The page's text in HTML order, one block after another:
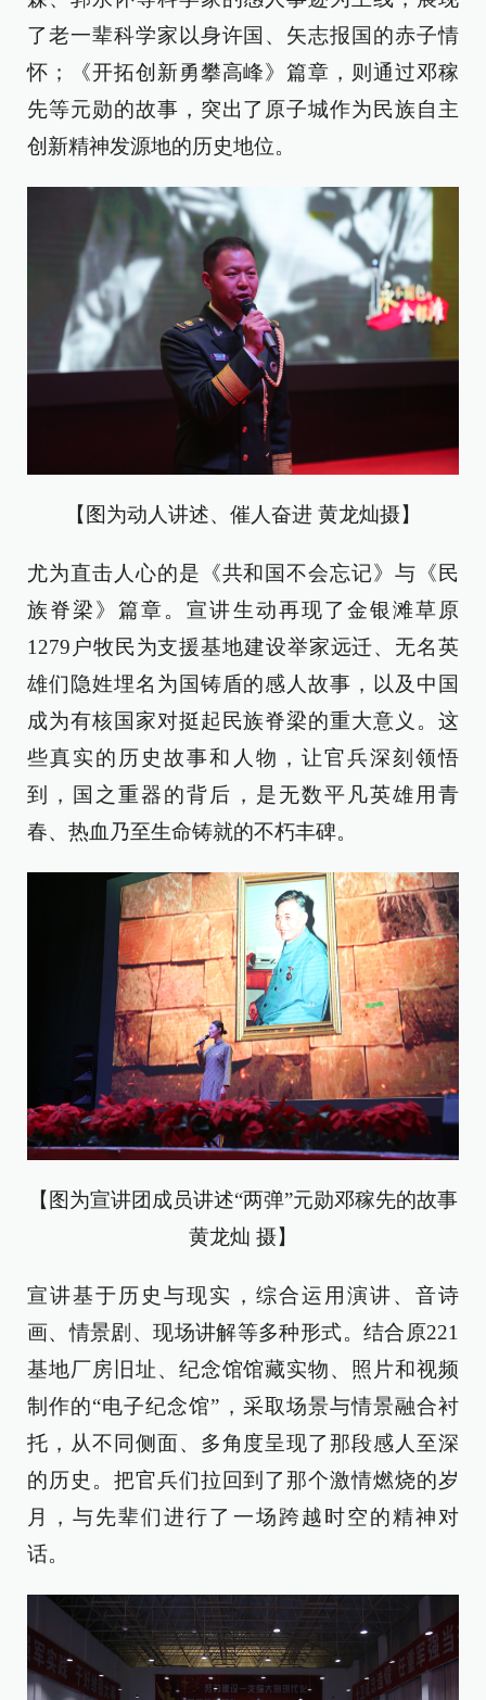
了老一辈科学家以身许国、矢志报国的赤子情
怀；《开拓创新勇攀高峰》篇章，则通过邓稼
先等元勋的故事，突出了原子城作为民族自主
创新精神发源地的历史地位。
【图为动人讲述、催人奋进 黄龙灿摄】
尤为直击人心的是《共和国不会忘记》与《民
族脊梁》篇章。宣讲生动再现了金银滩草原
1279户牧民为支援基地建设举家远迁、无名英
雄们隐姓埋名为国铸盾的感人故事，以及中国
成为有核国家对挺起民族脊梁的重大意义。这
些真实的历史故事和人物，让官兵深刻领悟
到，国之重器的背后，是无数平凡英雄用青
春、热血乃至生命铸就的不朽丰碑。
【图为宣讲团成员讲述“两弹”元勋邓稼先的故事
黄龙灿 摄】
宣讲基于历史与现实，综合运用演讲、音诗
画、情景剧、现场讲解等多种形式。结合原221
基地厂房旧址、纪念馆馆藏实物、照片和视频
制作的“电子纪念馆”，采取场景与情景融合衬
托，从不同侧面、多角度呈现了那段感人至深
的历史。把官兵们拉回到了那个激情燃烧的岁
月，与先辈们进行了一场跨越时空的精神对
话。